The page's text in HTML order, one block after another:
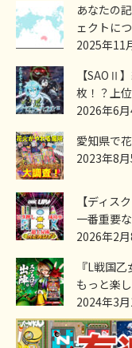
あなたの
ェクトに
2025年11
【SAOⅡ
枚！？上
2026年6
愛知県で
2023年8
【ディス
一番重要
2026年2
『L戦国
もっと楽
2024年3